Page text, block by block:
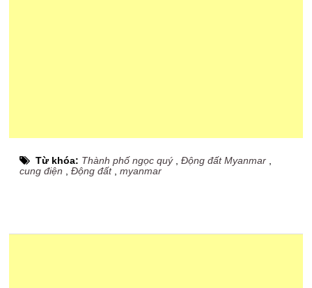
Từ khóa: Thành phố ngọc quý,Động đất Myanmar
cung điện ,Động đất,myanmar